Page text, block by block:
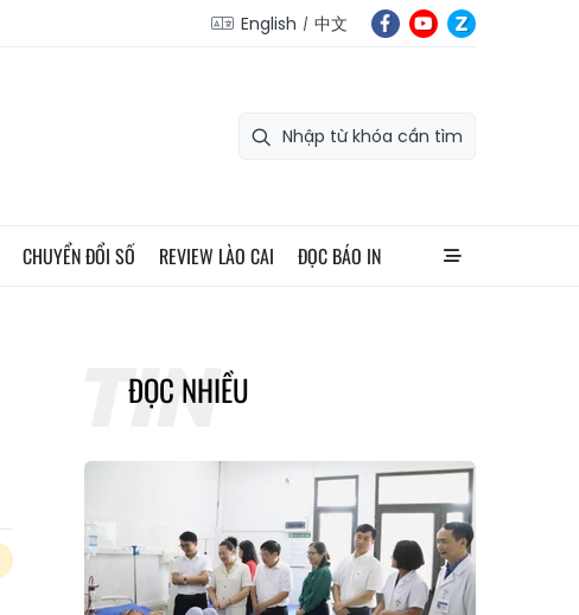
English 中文
CHUYỂN ĐỔI SỐ REVIEW LÀO CAI ĐỌC BÁO IN
ĐỌC NHIỀU